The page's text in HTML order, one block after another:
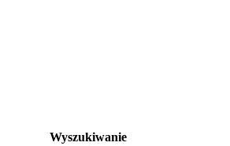
Wyszukiwanie